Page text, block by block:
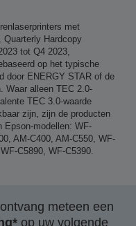
met
Quarterly Hardcopy
tot Q4 2023,
op het typische
door ENERGY STAR of de
Waar alleen TEC 2.0-
TEC 3.0-waarde
zijn, zijn de producten
Epson-modellen: WF-
AM-C400, AM-C550, WF-
C5890, WF-C5390.
meteen een
op uw volgende